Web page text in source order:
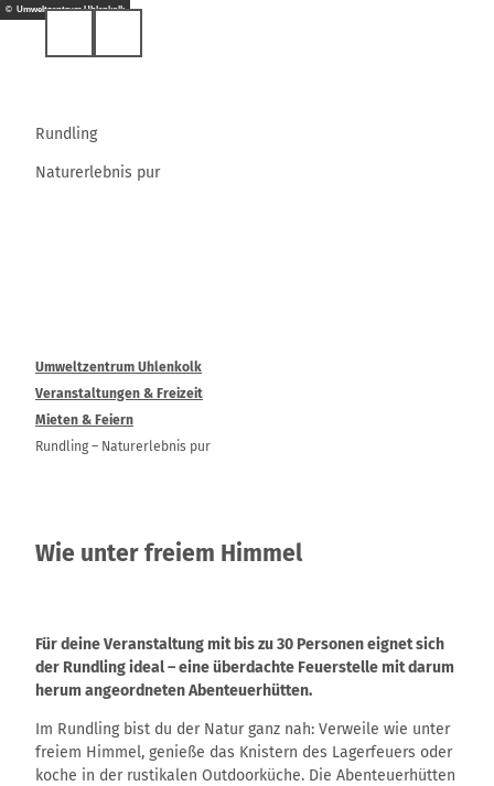
Z© Umweltzentrum Uhlenkolk
Rundling
Naturerlebnis pur
Umweltzentrum Uhlenkolk
Veranstaltungen & Freizeit
Mieten & Feiern
Rundling – Naturerlebnis pur
Wie unter freiem Himmel
Für deine Veranstaltung mit bis zu 30 Personen eignet sich
der Rundling ideal – eine überdachte Feuerstelle mit darum
herum angeordneten Abenteuerhütten.
Im Rundling bist du der Natur ganz nah: Verweile wie unter
freiem Himmel, genieße das Knistern des Lagerfeuers oder
koche in der rustikalen Outdoorküche. Die Abenteuerhütten